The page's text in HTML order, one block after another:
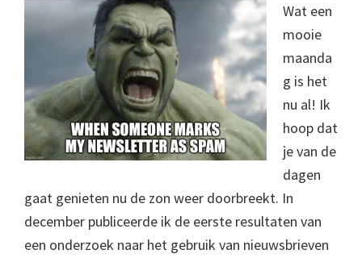
Wat een
mooie
maanda
g is het
nu al! Ik
hoop dat
je van de
dagen
gaat genieten nu de zon weer doorbreekt. In
december publiceerde ik de eerste resultaten van
een onderzoek naar het gebruik van nieuwsbrieven